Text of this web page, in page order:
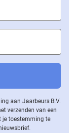
aan Jaarbeurs B.V.
verzenden van een
je toestemming te